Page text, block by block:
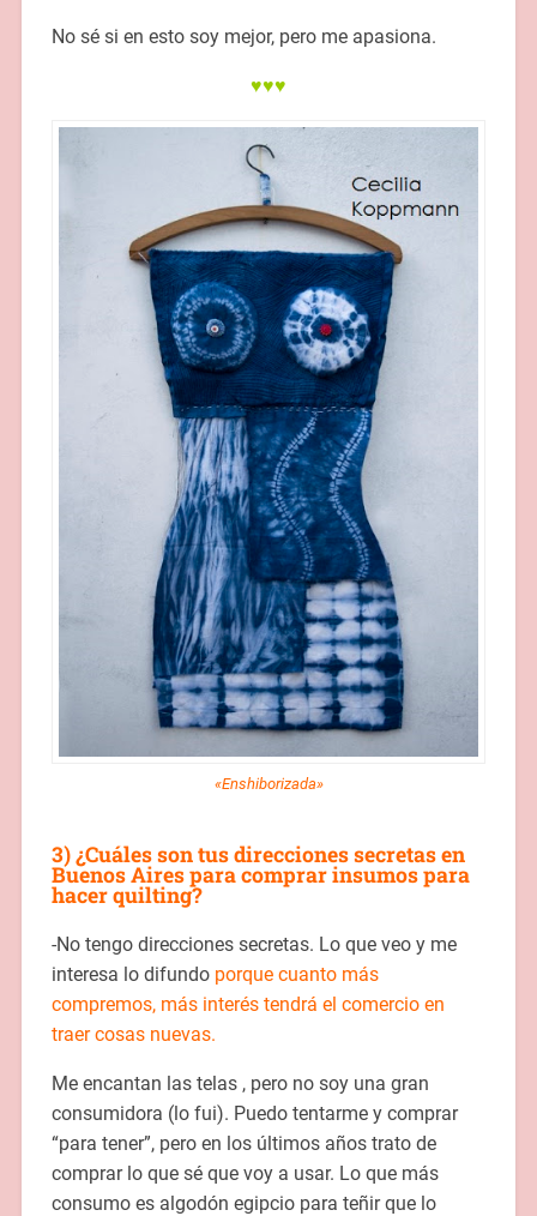
No sé si en esto soy mejor, pero me apasiona.
♥♥♥
«Enshiborizada»
3) ¿Cuáles son tus direcciones secretas en
Buenos Aires para comprar insumos para
hacer quilting?
-No tengo direcciones secretas. Lo que veo y me
interesa lo difundo porque cuanto más
compremos, más interés tendrá el comercio en
traer cosas nuevas.
Me encantan las telas , pero no soy una gran
consumidora (lo fui). Puedo tentarme y comprar
“para tener”, pero en los últimos años trato de
comprar lo que sé que voy a usar. Lo que más
consumo es algodón egipcio para teñir que lo